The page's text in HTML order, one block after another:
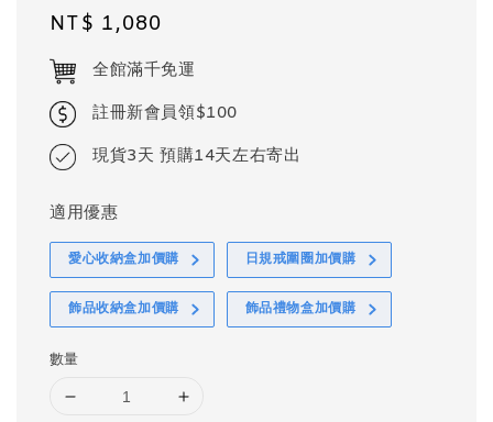
Regular
price
NT$ 1,080
全館滿千免運
註冊新會員領$100
現貨3天 預購14天左右寄出
適用優惠
愛心收納盒加價購 日規戒圍圈加價購
飾品收納盒加價購 飾品禮物盒加價購
數量